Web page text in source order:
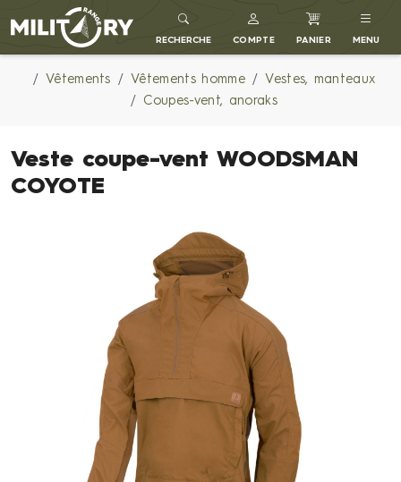
MILITARY RANGE FR
RECHERCHE COMPTE PANIER MENU
Vêtements Vêtements homme
Vestes, manteaux
Coupes-vent, anoraks
Veste coupe-vent WOODSMAN
COYOTE